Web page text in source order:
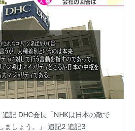
追記 DHC会長「NHKは日本の敵で
ましょう。」 追記2 追記3